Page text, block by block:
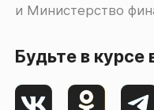
и Министерство
Будьте в курсе